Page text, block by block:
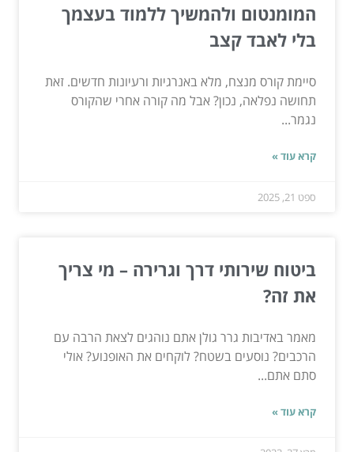
המומנטום ולהמשיך ללמוד בעצמך
בלי לאבד קצב
סיימת קורס מנצח, מלא באנרגיות ורעיונות חדשים. זאת
תחושה נפלאה, נכון? אבל מה קורה אחרי שהקורס
נגמר...
קרא עוד »
ספט 21, 2025
ביטוח שירותי דרך וגרירה – מי צריך
את זה?
מאמר באדיבות גרר גולן אתם נוהגים לצאת הרבה עם
הרכבים? נוסעים בשטח? לוקחים את האופנוע? אולי
סתם אתם...
קרא עוד »